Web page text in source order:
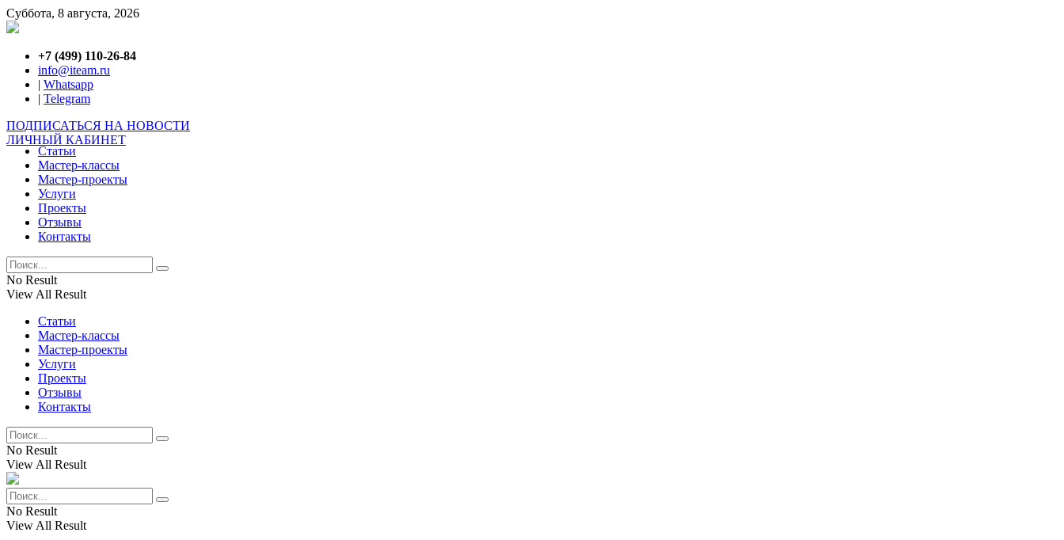
Суббота, 8 августа, 2026
+7 (499) 110-26-84
info@iteam.ru
| Whatsapp
| Telegram
ПОДПИСАТЬСЯ НА НОВОСТИ
ЛИЧНЫЙ КАБИНЕТ
Статьи
Мастер-классы
Мастер-проекты
Услуги
Проекты
Отзывы
Контакты
No Result
View All Result
Статьи
Мастер-классы
Мастер-проекты
Услуги
Проекты
Отзывы
Контакты
No Result
View All Result
No Result
View All Result